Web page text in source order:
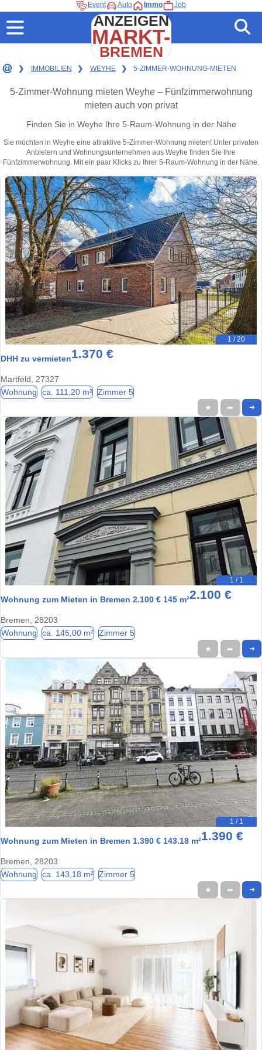
Event Auto Immo Job
ANZEIGEN
MARKT-
BREMEN
❯ IMMOBILIEN ❯ WEYHE ❯ 5-ZIMMER-WOHNUNG-MIETEN
5-Zimmer-Wohnung mieten Weyhe – Fünfzimmerwohnung
mieten auch von privat
Finden Sie in Weyhe Ihre 5-Raum-Wohnung in der Nähe
Sie möchten in Weyhe eine attraktive 5-Zimmer-Wohnung mieten! Unter privaten
Anbietern und Wohnungsunternehmen aus Weyhe finden Sie Ihre
Fünfzimmerwohnung. Mit ein paar Klicks zu Ihrer 5-Raum-Wohnung in der Nähe.
1 / 20
DHH zu vermieten1.370 €
Martfeld, 27327
Wohnung ca. 111,20 m² Zimmer 5
★ ➦ ➜
1 / 1
Wohnung zum Mieten in Bremen 2.100 € 145 m²2.100 €
Bremen, 28203
Wohnung ca. 145,00 m² Zimmer 5
★ ➦ ➜
1 / 1
Wohnung zum Mieten in Bremen 1.390 € 143.18 m²1.390 €
Bremen, 28203
Wohnung ca. 143,18 m² Zimmer 5
★ ➦ ➜